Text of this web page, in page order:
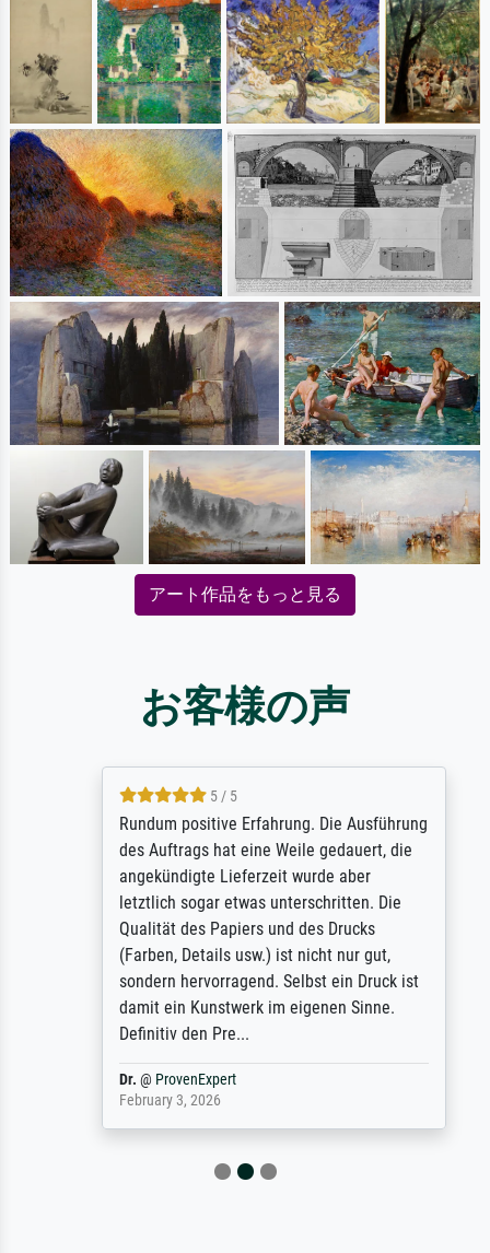
アート作品をもっと見る
お客様の声
5 / 5
Rundum positive Erfahrung. Die Ausführung
des Auftrags hat eine Weile gedauert, die
angekündigte Lieferzeit wurde aber
letztlich sogar etwas unterschritten. Die
Qualität des Papiers und des Drucks
(Farben, Details usw.) ist nicht nur gut,
sondern hervorragend. Selbst ein Druck ist
damit ein Kunstwerk im eigenen Sinne.
Definitiv den Pre...
@ProvenExpert
February 3, 2026